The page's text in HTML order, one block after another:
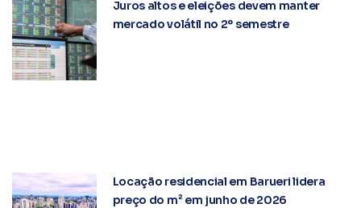
Juros altos e eleições devem manter
mercado volátil no 2º semestre
Locação residencial em Barueri lidera
preço do m² em junho de 2026